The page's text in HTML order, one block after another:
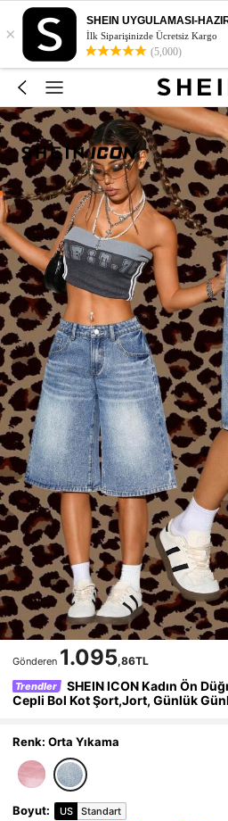
×
SHEIN UYGULAMASI-
İlk Siparişinizde Ücretsiz Kargo
(5,000)
Gönderen 1.095,86TL
Trendler
SHEIN ICON Kadın Ön
Cepli Bol Kot Şort,Jort, Günlük
Renk: Orta Yıkama
Boyut: US Standart